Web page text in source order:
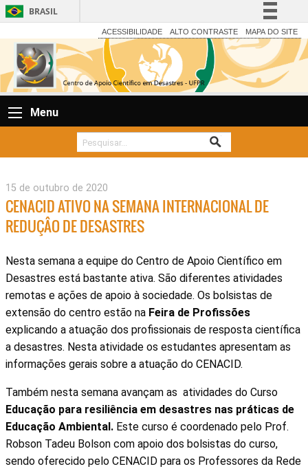
BRASIL
Simplifique!
Comunica BR
Participe
Acesso à informação
Canais
ACESSIBILIDADE ALTO CONTRASTE MAPA DO SITE
Menu
15 de outubro de 2020
CENACID ATIVO NA SEMANA INTERNACIONAL DE
REDUÇÂO DE DESASTRES
Nesta semana a equipe do Centro de Apoio Científico em
Desastres está bastante ativa. São diferentes atividades
remotas e ações de apoio à sociedade. Os bolsistas de
extensão do centro estão na Feira de Profissões
explicando a atuação dos profissionais de resposta científica
a desastres. Nesta atividade os estudantes apresentam as
informações gerais sobre a atuação do CENACID.
Também nesta semana avançam as atividades do Curso
Educação para resiliência em desastres nas práticas de
Educação Ambiental. Este curso é coordenado pelo Prof.
Robson Tadeu Bolson com apoio dos bolsistas do curso,
sendo oferecido pelo CENACID para os Professores da Rede